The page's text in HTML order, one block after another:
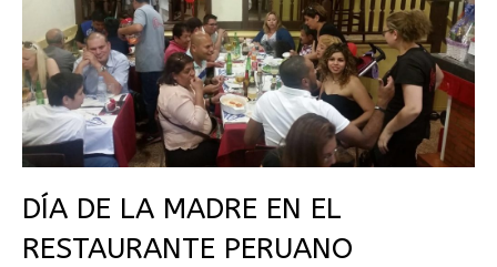
DÍA DE LA MADRE EN EL
RESTAURANTE PERUANO